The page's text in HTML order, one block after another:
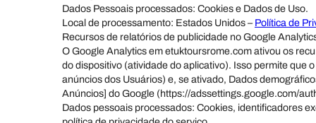
Dados Pessoais processados: Cookies e Dados de Uso.
Local de processamento: Estados Unidos – Política de
Recursos de relatórios de publicidade no Google
O Google Analytics em etuktoursrome.com ativou os
do dispositivo (atividade do aplicativo). Isso permite que
anúncios dos Usuários) e, se ativado, Dados
Anúncios] do Google (https://adssettings.google.com/
Dados pessoais processados: Cookies, identificadores